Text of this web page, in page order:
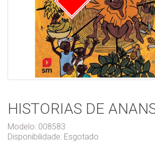
HISTORIAS DE
Modelo: 008583
Disponibilidade: Esgotado